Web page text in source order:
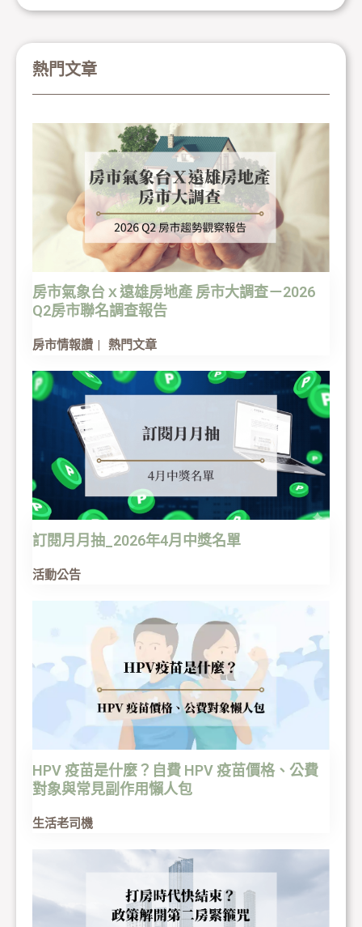
熱門文章
房市氣象台ｘ遠雄房地產 房市大調查－2026
Q2房市聯名調查報告
房市情報讚 熱門文章
訂閱月月抽_2026年4月中獎名單
活動公告
HPV 疫苗是什麼？自費 HPV 疫苗價格、公費
對象與常見副作用懶人包
生活老司機